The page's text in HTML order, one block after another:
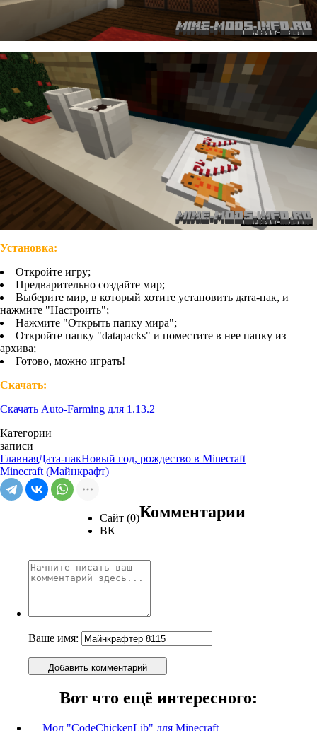
Установка:
Откройте игру;
Предварительно создайте мир;
Выберите мир, в который хотите установить дата-пак, и
нажмите "Настроить";
Нажмите "Открыть папку мира";
Откройте папку "datapacks" и поместите в нее папку из
архива;
Готово, можно играть!
Скачать:
Скачать Auto-Farming для 1.13.2
Категории
записи
ГлавнаяДата-пакНовый год, рождество в Minecraft
Minecraft (Майнкрафт)
Сайт (0)
ВК
Комментарии
Ваше имя:
Добавить комментарий
Вот что ещё интересного:
Мод "CodeChickenLib" для Minecraft